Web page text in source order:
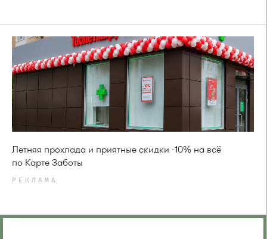
Летняя прохлада и приятные скидки -10% на всё
по Карте Заботы
РЕКЛАМА